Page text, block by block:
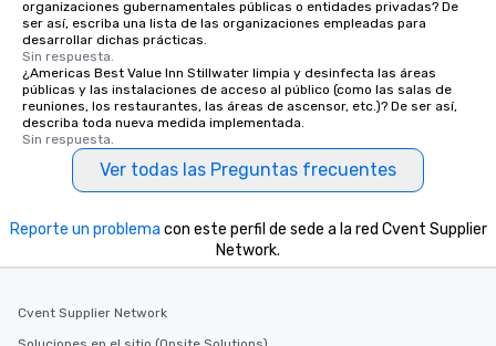
organizaciones gubernamentales públicas o entidades privadas? De
ser así, escriba una lista de las organizaciones empleadas para
desarrollar dichas prácticas.
Sin respuesta.
¿Americas Best Value Inn Stillwater limpia y desinfecta las áreas
públicas y las instalaciones de acceso al público (como las salas de
reuniones, los restaurantes, las áreas de ascensor, etc.)? De ser así,
describa toda nueva medida implementada.
Sin respuesta.
Ver todas las Preguntas frecuentes
Reporte un problema con este perfil de sede a la red Cvent Supplier
Network.
Cvent Supplier Network